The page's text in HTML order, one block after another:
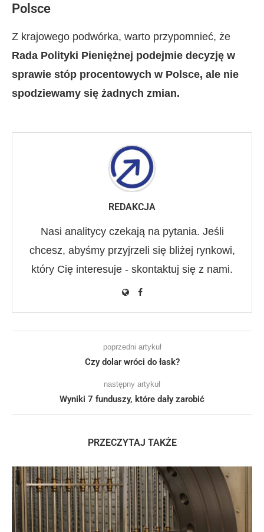
Polsce
Z krajowego podwórka, warto przypomnieć, że
Rada Polityki Pieniężnej podejmie decyzję w
sprawie stóp procentowych w Polsce, ale nie
spodziewamy się żadnych zmian.
REDAKCJA
Nasi analitycy czekają na pytania. Jeśli
chcesz, abyśmy przyjrzeli się bliżej rynkowi,
który Cię interesuje - skontaktuj się z nami.
poprzedni artykuł
Czy dolar wróci do łask?
następny artykuł
Wyniki 7 funduszy, które dały zarobić
PRZECZYTAJ TAKŻE